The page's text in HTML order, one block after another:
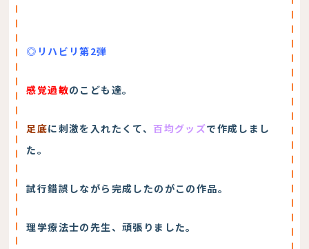
◎リハビリ第2弾
感覚過敏のこども達。
足底に刺激を入れたくて、 百均グッズで作成しまし
た。
試行錯誤しながら完成したのがこの作品。
理学療法士の先生、頑張りました。